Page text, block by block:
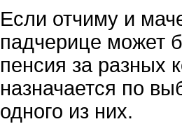
Если отчиму и
падчерице может
пенсия за разных
назначается по
одного из них.